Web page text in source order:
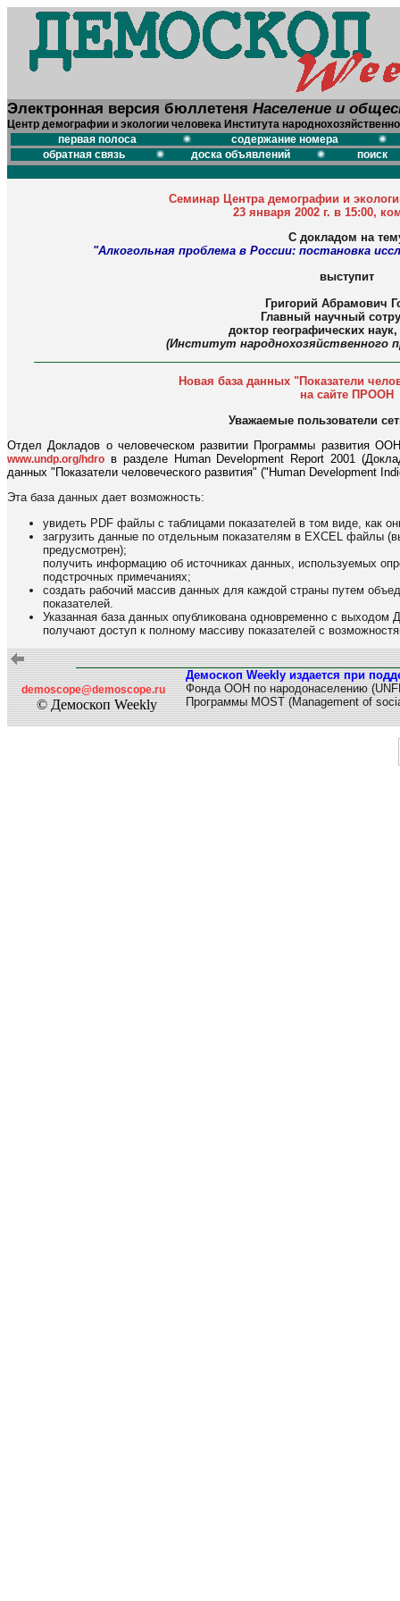
Электронная версия бюллетеня Население и
Центр демографии и экологии человека Института
первая полоса
содержание номера
обратная связь
доска объявлений поиск
Семинар Центра демографии и
23 января 2002 г. в 15:00,
С докладом на
"Алкогольная проблема в России: постановка
выступит
Григорий Абрамович
Главный научный
доктор географических
(Институт народнохозяйственного
Новая база данных "Показатели
на сайте ПРООН
Уважаемые пользователи
Отдел Докладов о человеческом развитии Программы развития
www.undp.org/hdro в разделе Human Development Report 2001
данных "Показатели человеческого развития" ("Human Development
Эта база данных дает возможность:
увидеть PDF файлы с таблицами показателей в том виде, как
загрузить данные по отдельным показателям в EXCEL файлы
предусмотрен);
получить информацию об источниках данных, используемых
подстрочных примечаниях;
создать рабочий массив данных для каждой страны путем
показателей.
Указанная база данных опубликована одновременно с выходом
получают доступ к полному массиву показателей с
demoscope@demoscope.ru
© Демоскоп Weekly
Демоскоп Weekly издается при
Фонда ООН по народонаселению
Программы MOST (Management of